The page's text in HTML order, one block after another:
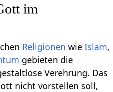
im
Religionen wieIslam,
gebieten die
Verehrung. Das
nicht vorstellen soll,